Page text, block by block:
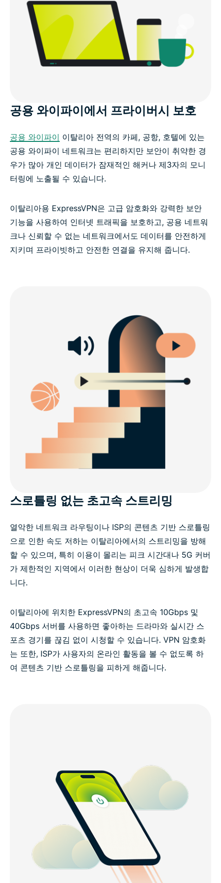
공용 와이파이에서 프라이버시 보호
공용 와이파이 이탈리아 전역의 카페, 공항, 호텔에 있는
공용 와이파이 네트워크는 편리하지만 보안이 취약한 경
우가 많아 개인 데이터가 잠재적인 해커나 제3자의 모니
터링에 노출될 수 있습니다.
이탈리아용 ExpressVPN은 고급 암호화와 강력한 보안
기능을 사용하여 인터넷 트래픽을 보호하고, 공용 네트워
크나 신뢰할 수 없는 네트워크에서도 데이터를 안전하게
지키며 프라이빗하고 안전한 연결을 유지해 줍니다.
스로틀링 없는 초고속 스트리밍
열악한 네트워크 라우팅이나 ISP의 콘텐츠 기반 스로틀링
으로 인한 속도 저하는 이탈리아에서의 스트리밍을 방해
할 수 있으며, 특히 이용이 몰리는 피크 시간대나 5G 커버
가 제한적인 지역에서 이러한 현상이 더욱 심하게 발생합
니다.
이탈리아에 위치한 ExpressVPN의 초고속 10Gbps 및
40Gbps 서버를 사용하면 좋아하는 드라마와 실시간 스
포츠 경기를 끊김 없이 시청할 수 있습니다. VPN 암호화
는 또한, ISP가 사용자의 온라인 활동을 볼 수 없도록 하
여 콘텐츠 기반 스로틀링을 피하게 해줍니다.